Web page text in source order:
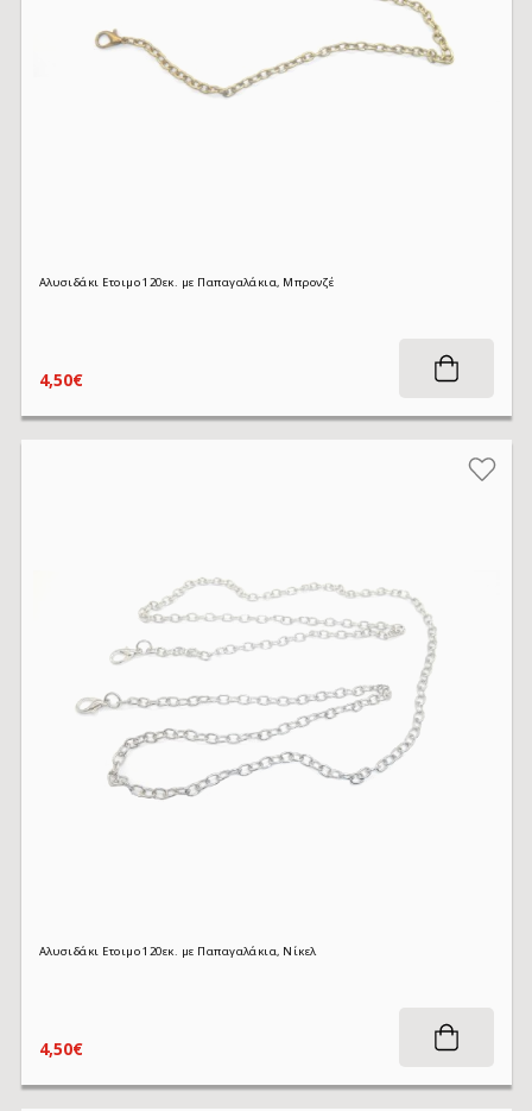
Αλυσιδάκι Ετοιμο 120εκ. με Παπαγαλάκια, Μπρονζέ
4,50€
Αλυσιδάκι Ετοιμο 120εκ. με Παπαγαλάκια, Νίκελ
4,50€